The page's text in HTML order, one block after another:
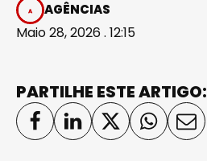
AGÊNCIAS
Maio 28, 2026 . 12:15
PARTILHE ESTE ARTIGO: